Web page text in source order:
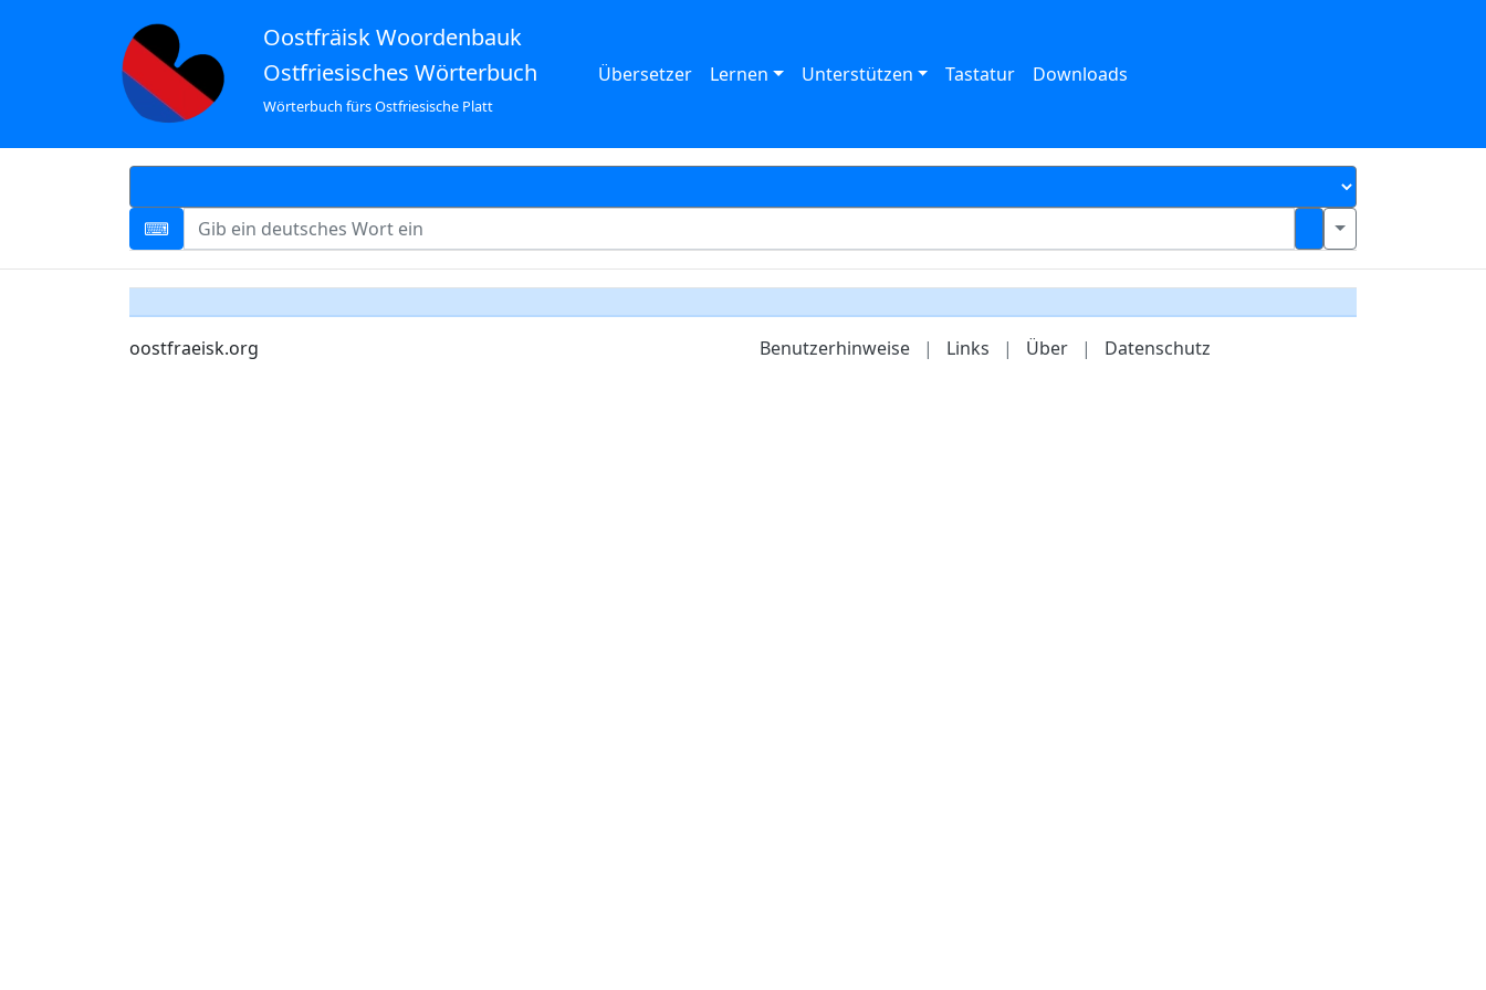
Oostfräisk Woordenbauk
Ostfriesisches Wörterbuch
Wörterbuch fürs Ostfriesische Platt
Übersetzer Lernen Unterstützen Tastatur Downloads
oostfraeisk.org Benutzerhinweise | Links | Über | Datenschutz